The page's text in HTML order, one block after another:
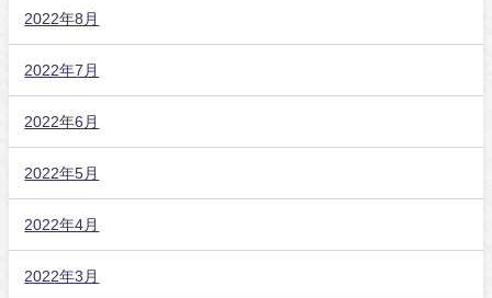
2022年8月
2022年7月
2022年6月
2022年5月
2022年4月
2022年3月